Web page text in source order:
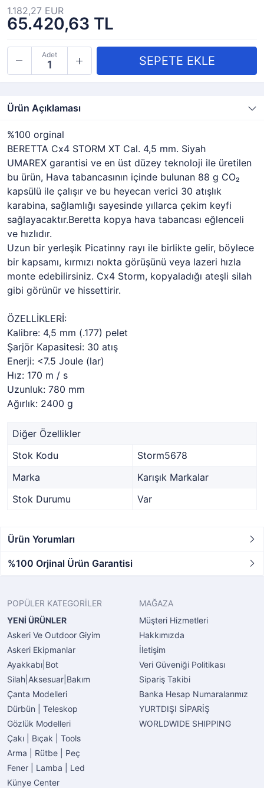
65.420,63 TL
1.182,27 EUR
Adet
Ürün Açıklaması
%100 orginal
BERETTA Cx4 STORM XT Cal. 4,5 mm. Siyah
UMAREX garantisi ve en üst düzey teknoloji ile üretilen
bu ürün, Hava tabancasının içinde bulunan 88 g CO₂
kapsülü ile çalışır ve bu heyecan verici 30 atışlık
karabina, sağlamlığı sayesinde yıllarca çekim keyfi
sağlayacaktır.Beretta kopya hava tabancası eğlenceli
ve hızlıdır.
Uzun bir yerleşik Picatinny rayı ile birlikte gelir, böylece
bir kapsamı, kırmızı nokta görüşünü veya lazeri hızla
monte edebilirsiniz. Cx4 Storm, kopyaladığı ateşli silah
gibi görünür ve hissettirir.
ÖZELLİKLERİ:
Kalibre: 4,5 mm (.177) pelet
Şarjör Kapasitesi: 30 atış
Enerji: <7.5 Joule (lar)
Hız: 170 m / s
Uzunluk: 780 mm
Ağırlık: 2400 g
Diğer Özellikler
Stok Kodu
Storm5678
Marka
Karışık Markalar
Stok Durumu
Var
Ürün Yorumları
%100 Orjinal Ürün Garantisi
POPÜLER KATEGORİLER
YENİ ÜRÜNLER
Askeri Ve Outdoor Giyim
Askeri Ekipmanlar
Ayakkabı|Bot
Silah|Aksesuar|Bakım
Çanta Modelleri
Dürbün | Teleskop
Gözlük Modelleri
Çakı | Bıçak | Tools
Arma | Rütbe | Peç
Fener | Lamba | Led
Künye Center
MAĞAZA
Müşteri Hizmetleri
Hakkımızda
İletişim
Veri Güveniği Politikası
Sipariş Takibi
Banka Hesap Numaralarımız
YURTDIŞI SİPARİŞ
WORLDWIDE SHIPPING